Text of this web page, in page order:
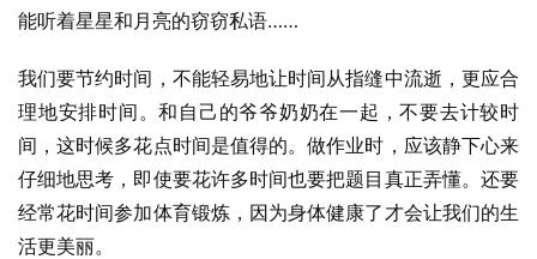
能听着星星和月亮的窃窃私语……
我们要节约时间，不能轻易地让时间从指缝中流逝，更应合
理地安排时间。和自己的爷爷奶奶在一起，不要去计较时
间，这时候多花点时间是值得的。做作业时，应该静下心来
仔细地思考，即使要花许多时间也要把题目真正弄懂。还要
经常花时间参加体育锻炼，因为身体健康了才会让我们的生
活更美丽。